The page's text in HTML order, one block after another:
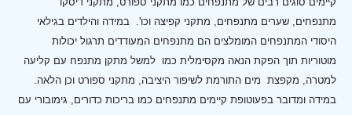
מתנפחים, שערים מתנפחים, מתקני קפיצה וכו'. במידה והילדים בגילאי
היסודי המתנפחים המומלצים הם מתנפחים המעודדים תרגול יכולות
מוטוריות תוך הפקת הנאה מקסימלית כמו למשל מתקן מתנפח עם קליעה
למטרה, מקפצת מים התורמת לשיפור היציבה, מתקני ספורט וכן הלאה.
במידה ומדובר בפעוטופת קיימים מתנפחים כמו בריכות כדורים, גימובורי עם